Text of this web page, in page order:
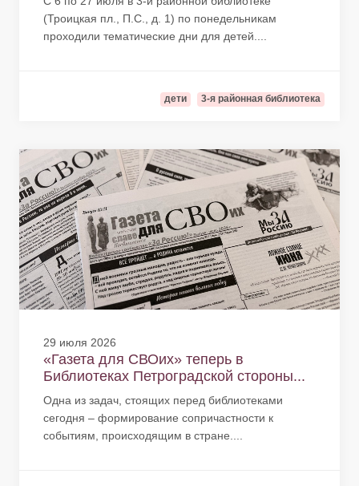
(Троицкая пл., П.С., д. 1) по понедельникам
проходили тематические дни для детей....
дети 3-я районная библиотека
29 июля 2026
«Газета для СВОих» теперь в
Библиотеках Петроградской стороны...
Одна из задач, стоящих перед библиотеками
сегодня – формирование сопричастности к
событиям, происходящим в стране....